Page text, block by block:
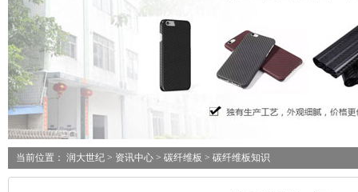
当前位置： 润大世纪 > 资讯中心 > 碳纤维板 > 碳纤维板知识